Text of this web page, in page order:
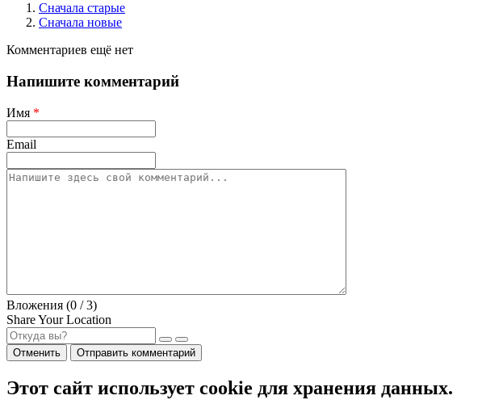
Сначала старые
Сначала новые
Комментариев ещё нет
Напишите комментарий
Имя *
Email
Вложения (0 / 3)
Share Your Location
Отменить Отправить комментарий
Этот сайт использует cookie для хранения данных.